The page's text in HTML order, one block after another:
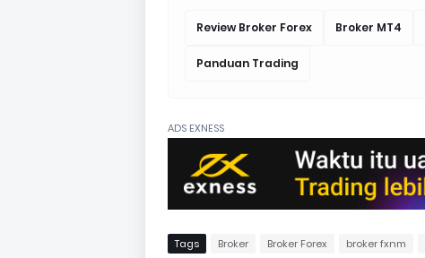
Review Broker Forex Broker MT4
Panduan Trading
ADS EXNESS
Tags Broker Broker Forex broker fxnm